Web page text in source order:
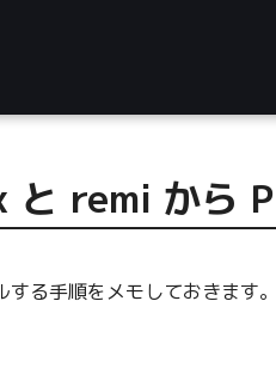
remi から
る手順をメモしておきます